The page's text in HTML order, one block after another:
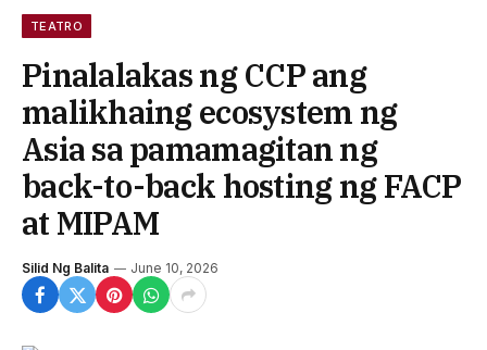
TEATRO
Pinalalakas ng CCP ang
malikhaing ecosystem ng
Asia sa pamamagitan ng
back-to-back hosting ng FACP
at MIPAM
Silid Ng Balita June 10, 2026